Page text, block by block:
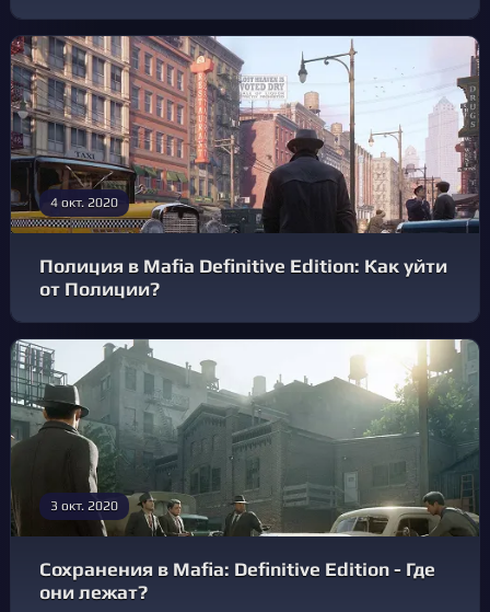
4 окт. 2020
Полиция в Mafia Definitive Edition: Как уйти
от Полиции?
3 окт. 2020
Сохранения в Mafia: Definitive Edition - Где
они лежат?